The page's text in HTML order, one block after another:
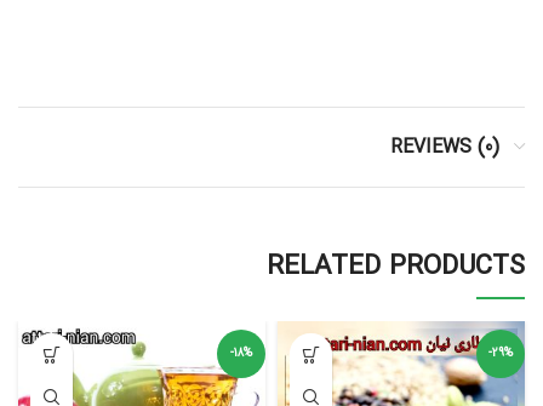
REVIEWS (0)
RELATED PRODUCTS
-29%
-18%